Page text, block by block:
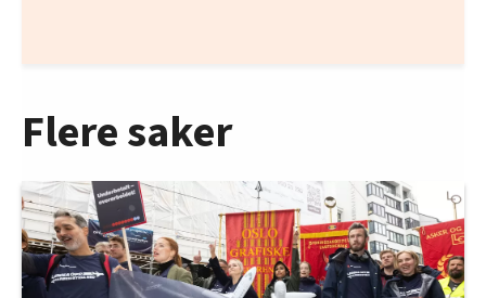
Flere saker